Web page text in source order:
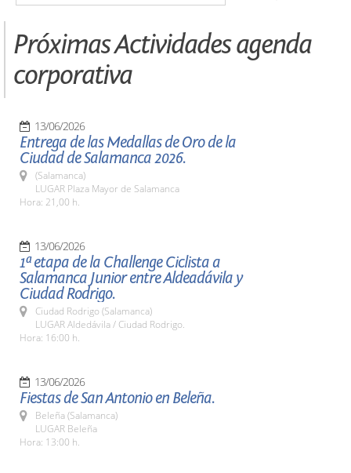
Próximas Actividades agenda
corporativa
13/06/2026
Entrega de las Medallas de Oro de la
Ciudad de Salamanca 2026.
(Salamanca)
LUGAR Plaza Mayor de Salamanca
Hora: 21,00 h.
13/06/2026
1ª etapa de la Challenge Ciclista a
Salamanca Junior entre Aldeadávila y
Ciudad Rodrigo.
Ciudad Rodrigo (Salamanca)
LUGAR Aldedávila / Ciudad Rodrigo.
Hora: 16:00 h.
13/06/2026
Fiestas de San Antonio en Beleña.
Beleña (Salamanca)
LUGAR Beleña
Hora: 13:00 h.